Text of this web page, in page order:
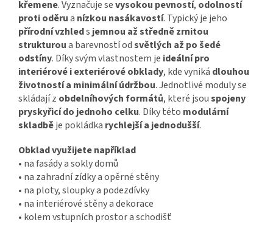
křemene.Vyznačuje sevysokou pevností, odolností
proti oděrua nízkou nasákavostí. Typický je jeho
přírodní vzhleds jemnou až středně zrnitou
strukturoua barevností odsvětlých až po šedé
odstíny. Díky svým vlastnostem je ideální pro
interiérové i exteriérové obklady, kde vyniká dlouhou
životností a minimální údržbou.Jednotlivé moduly se
skládají z obdelníhových formátů, které jsouspojeny
pryskyřicí do jednoho celku. Díky této modulární
skladběje pokládka rychlejší a jednodušší.
Obklad využijete například
• na fasády a sokly domů
• na zahradní zídky a opěrné stěny
• na ploty, sloupky a podezdívky
• na interiérové stěny a dekorace
• kolem vstupních prostor a schodišť